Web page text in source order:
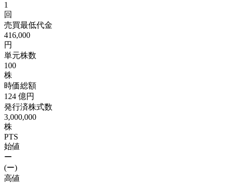
1
回
売買最低代金
416,000
円
単元株数
100
株
時価総額
124 億円
発行済株式数
3,000,000
株
PTS
始値
ー
(ー)
高値